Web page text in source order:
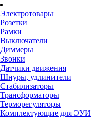
Электротовары
Розетки
Рамки
Выключатели
Диммеры
Звонки
Датчики движения
Шнуры, удлинители
Стабилизаторы
Трансформаторы
Терморегуляторы
Комплектующие для ЭУИ